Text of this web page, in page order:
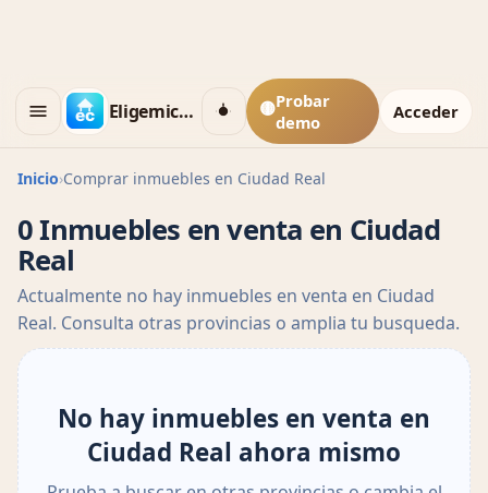
Eligemicasa 🟡Probar
demo
Acceder
Inicio›Comprar inmuebles en Ciudad Real
0 Inmuebles en venta en Ciudad
Real
Actualmente no hay inmuebles en venta en Ciudad
Real. Consulta otras provincias o amplia tu busqueda.
No hay inmuebles en venta en
Ciudad Real ahora mismo